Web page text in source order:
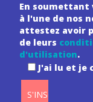
En
à l'une de nos
attestez avoir
de leurs
d'utilisation.
J'ai lu et je